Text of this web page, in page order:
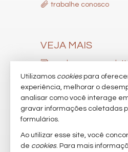
trabalhe conosco
VEJA MAIS
receba nosso
indicadores financeiros
cadastre seu imóvel
imóveis favoritos
mapa de imóveis
Utilizamos cookiespara
experiência, melhorar o
analisar como você interage
gravar informações coletadas
formulários.
Ao utilizar esse site, você
de cookies. Para mais